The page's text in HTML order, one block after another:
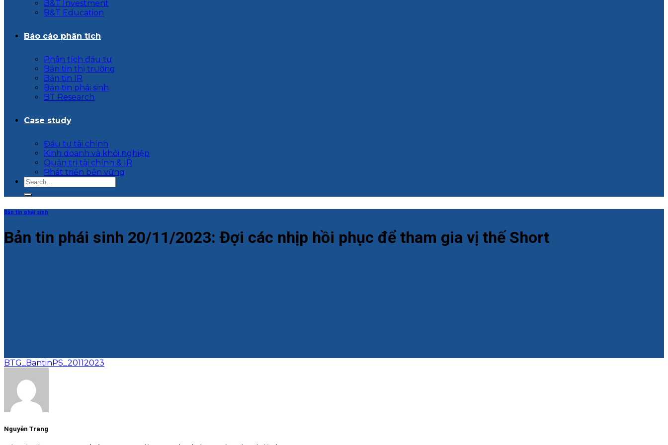
B&T Investment
B&T Education
Báo cáo phân tích
Phân tích đầu tư
Bản tin thị trường
Bản tin IR
Bản tin phái sinh
BT Research
Case study
Đầu tư tài chính
Kinh doanh và khởi nghiệp
Quản trị tài chính & IR
Phát triển bền vững
Bản tin phái sinh
Bản tin phái sinh 20/11/2023: Đợi các nhịp hồi phục để tham gia vị thế Short
BTG_BantinPS_20112023
Nguyễn Trang